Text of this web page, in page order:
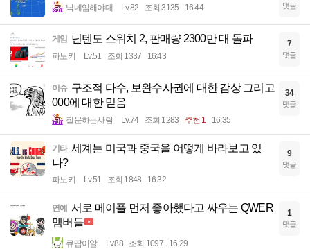
닉네임해야대 Lv.82 조회 3135 16:44 댓글
게임 닌텐도 스위치 2, 판매량 2300만 대 돌파
파노키 Lv.51 조회 1337 16:43
7
댓글
이슈 구조적 다수, 보완수사권에 대한 감상 그리고
000에 대한 믿음
질문하는사람 Lv.74 조회 1283 추천 1 16:35
34
댓글
기타 세계는 미국과 중국을 어떻게 바라보고 있
나?
파노키 Lv.51 조회 1848 16:32
9
댓글
연예 서로 메이플 먼저 좋아했다고 싸우는 QWER
멤버들
큐땁이알 Lv.88 조회 1097 16:29
1
댓글